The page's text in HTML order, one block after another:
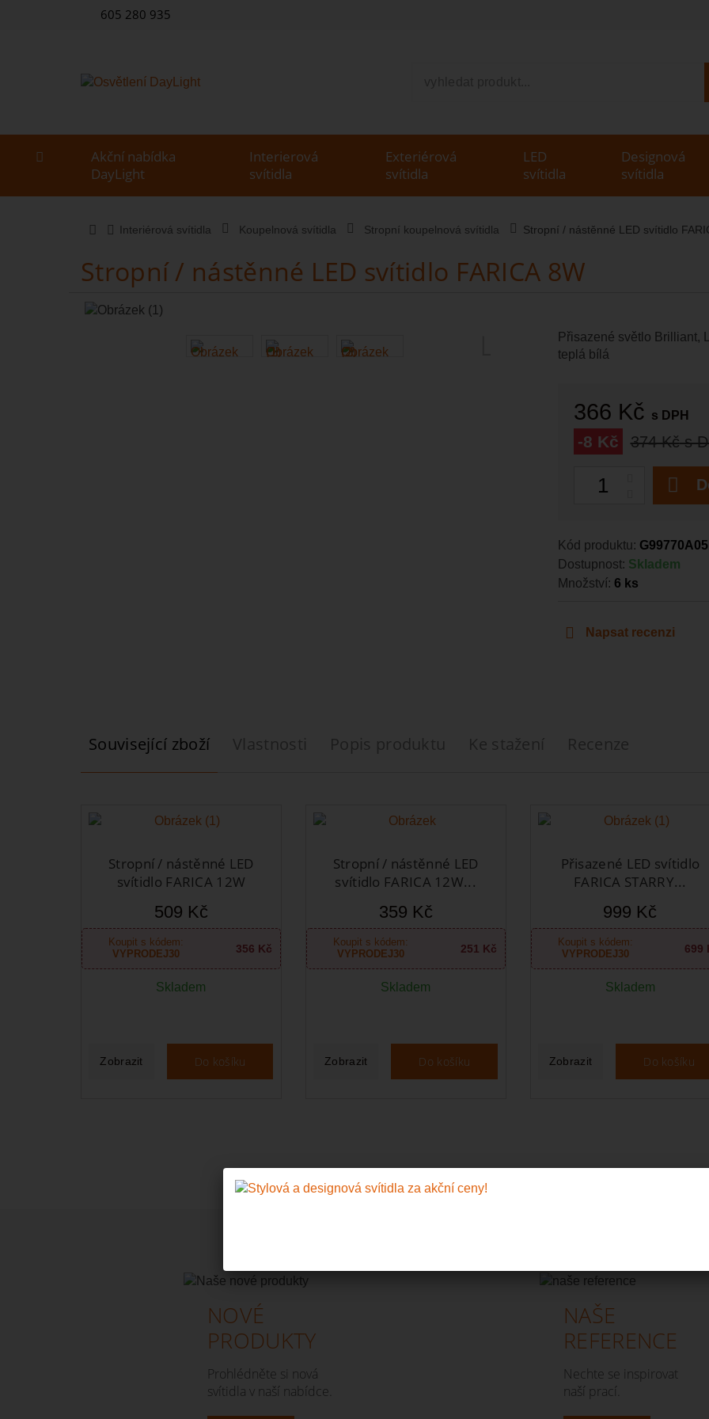
605 280 935
Akční nabídka
DayLight
Interierová
svítidla
Exteriérová
svítidla
LED
svítidla
Designová
svítidla
Interiérová svítidla Koupelnová svítidla Stropní koupelnová svítidla Stropní / nástěnné LED svítidlo
Stropní / nástěnné LED svítidlo FARICA 8W
Přisazené světlo Brilliant,
teplá bílá
366 Kč s DPH
-8 Kč 374 Kčs
Kód produktu: G99770A05
Dostupnost: Skladem
Množství: 6 ks
Napsat recenzi
Související zboží Vlastnosti Popis produktu Ke stažení Recenze
Stropní / nástěnné LED
svítidlo FARICA 12W
509 Kč
Koupit s kódem:
VYPRODEJ30
356 Kč
Skladem
Zobrazit Do košíku
Stropní / nástěnné LED
svítidlo FARICA 12W...
359 Kč
Koupit s kódem:
VYPRODEJ30
251 Kč
Skladem
Zobrazit Do košíku
Přisazené LED svítidlo
FARICA STARRY...
999 Kč
Koupit s kódem:
VYPRODEJ30
699
Skladem
Zobrazit Do košíku
NOVÉ
PRODUKTY
Prohlédněte si nová
svítidla v naší nabídce.
NAŠE
REFERENCE
Nechte se inspirovat
naší prací.